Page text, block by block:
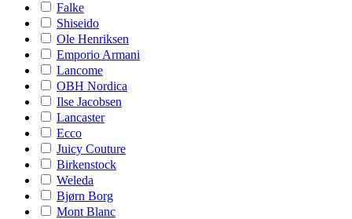
Falke
Shiseido
Ole Henriksen
Emporio Armani
Lancome
OBH Nordica
Ilse Jacobsen
Lancaster
Ecco
Juicy Couture
Birkenstock
Weleda
Bjørn Borg
Mont Blanc